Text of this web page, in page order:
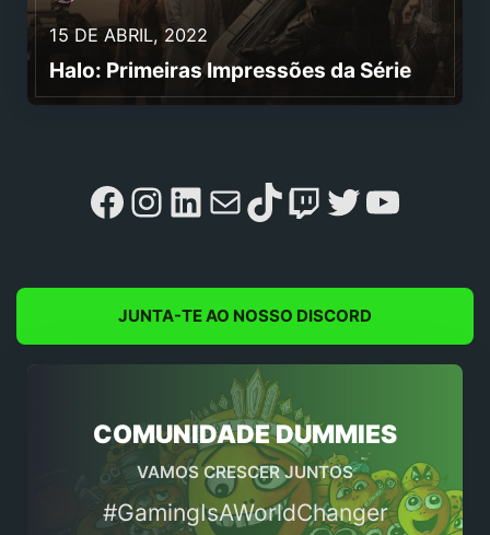
15 DE ABRIL, 2022
Halo: Primeiras Impressões da Série
Facebook
Instagram
LinkedIn
MailTikTok
Twitch
Twitter
JUNTA-TE AO NOSSO DISCORD
COMUNIDADE DUMMIES
VAMOS CRESCER JUNTOS
#GamingIsAWorldChanger